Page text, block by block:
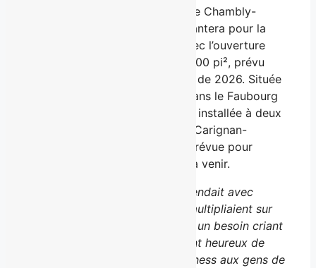
Bonne nouvelle pour les gens de Chambly-
s’implantera pour la
première fois dans la région avec l’ouverture
d’un gym flambant neuf de 16 000 pi², prévu
pour la fin de 2025 ou le début de 2026. Située
au 2379 chemin de Chambly, dans le Faubourg
Carignan, cette succursale sera installée à deux
pas du futur Complexe Sportif Carignan-
Chambly, dont l’ouverture est prévue pour
l’automne. Plus de détails sont à venir.
C’est une ouverture qu’on attendait avec
impatience! Les demandes se multipliaient sur
les réseaux sociaux et il y avait un besoin criant
dans ce secteur. On est vraiment heureux de
pouvoir enfin offrir un Éconofitness aux gens de